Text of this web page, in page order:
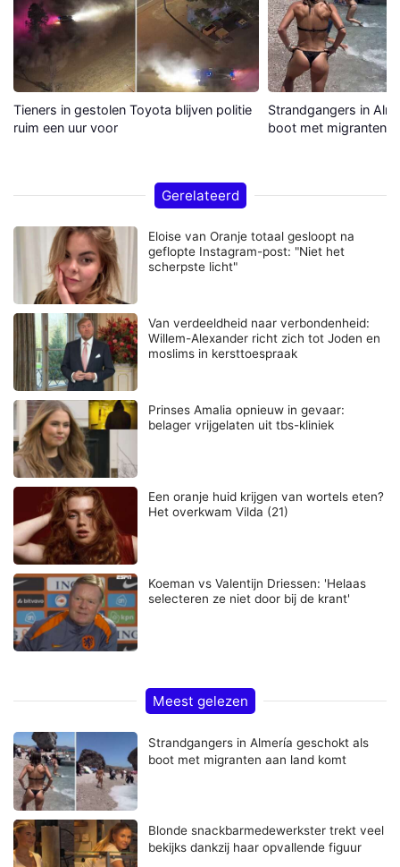
Tieners in gestolen Toyota blijven politie
ruim een uur voor
Strandgangers in
boot met migranten
Gerelateerd
Eloise van Oranje totaal gesloopt na
geflopte Instagram-post: "Niet het
scherpste licht"
Van verdeeldheid naar verbondenheid:
Willem-Alexander richt zich tot Joden en
moslims in kersttoespraak
Prinses Amalia opnieuw in gevaar:
belager vrijgelaten uit tbs-kliniek
Een oranje huid krijgen van wortels eten?
Het overkwam Vilda (21)
Koeman vs Valentijn Driessen: 'Helaas
selecteren ze niet door bij de krant'
Meest gelezen
Strandgangers in Almería geschokt als
boot met migranten aan land komt
Blonde snackbarmedewerkster trekt veel
bekijks dankzij haar opvallende figuur